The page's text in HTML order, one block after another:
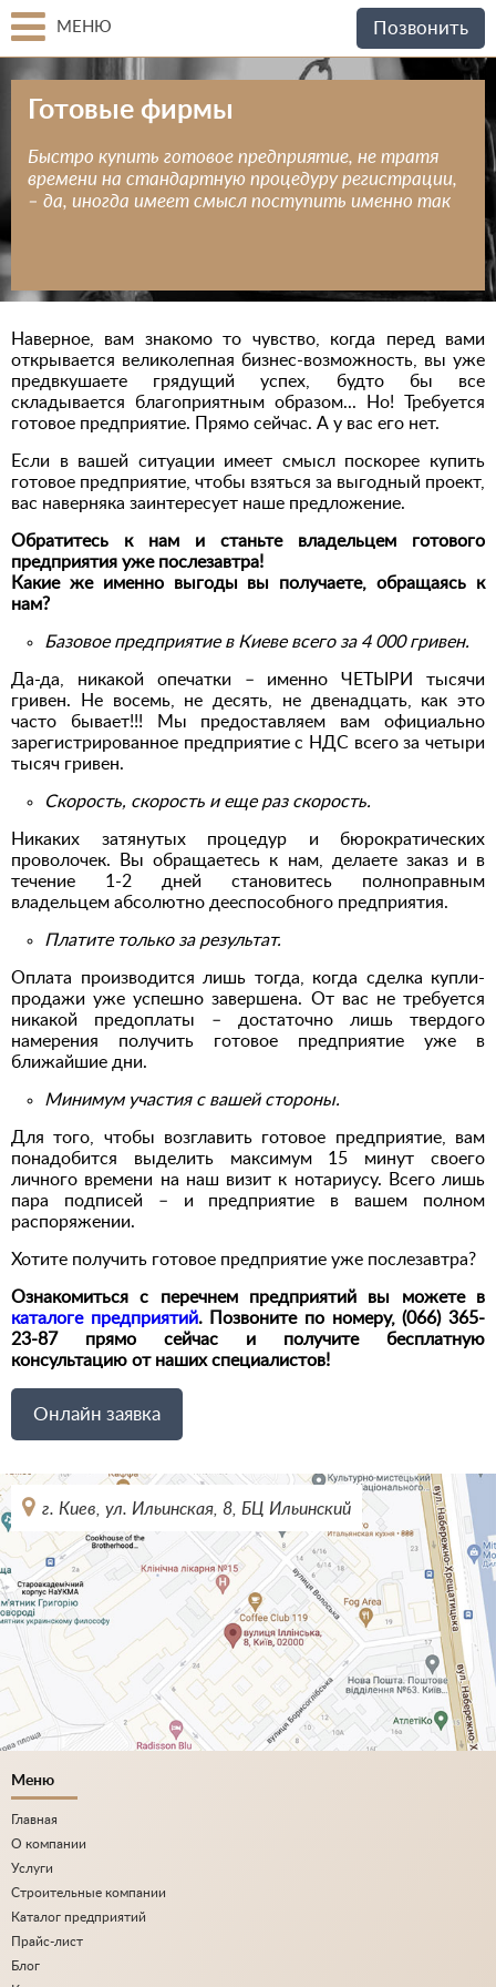
МЕНЮ Позвонить
Готовые фирмы
Быстро купить готовое предприятие, не тратя
времени на стандартную процедуру регистрации,
– да, иногда имеет смысл поступить именно так
Наверное, вам знакомо то чувство, когда перед вами
открывается великолепная бизнес-возможность, вы уже
предвкушаете грядущий успех, будто бы все
складывается благоприятным образом... Но! Требуется
готовое предприятие. Прямо сейчас. А у вас его нет.
Если в вашей ситуации имеет смысл поскорее купить
готовое предприятие, чтобы взяться за выгодный проект,
вас наверняка заинтересует наше предложение.
Обратитесь к нам и станьте владельцем готового
предприятия уже послезавтра!
Какие же именно выгоды вы получаете, обращаясь к
нам?
Базовое предприятие в Киеве всего за 4 000 гривен.
Да-да, никакой опечатки – именно ЧЕТЫРИ тысячи
гривен. Не восемь, не десять, не двенадцать, как это
часто бывает!!! Мы предоставляем вам официально
зарегистрированное предприятие с НДС всего за четыри
тысяч гривен.
Скорость, скорость и еще раз скорость.
Никаких затянутых процедур и бюрократических
проволочек. Вы обращаетесь к нам, делаете заказ и в
течение 1-2 дней становитесь полноправным
владельцем абсолютно дееспособного предприятия.
Платите только за результат.
Оплата производится лишь тогда, когда сделка купли-
продажи уже успешно завершена. От вас не требуется
никакой предоплаты – достаточно лишь твердого
намерения получить готовое предприятие уже в
ближайшие дни.
Минимум участия с вашей стороны.
Для того, чтобы возглавить готовое предприятие, вам
понадобится выделить максимум 15 минут своего
личного времени на наш визит к нотариусу. Всего лишь
пара подписей – и предприятие в вашем полном
распоряжении.
Хотите получить готовое предприятие уже послезавтра?
Ознакомиться с перечнем предприятий вы можете в
каталоге предприятий. Позвоните по номеру, (066) 365-
23-87 прямо сейчас и получите бесплатную
консультацию от наших специалистов!
Онлайн заявка
г. Киев, ул. Ильинская, 8, БЦ Ильинский
Меню
Главная
О компании
Услуги
Строительные компании
Каталог предприятий
Прайс-лист
Блог